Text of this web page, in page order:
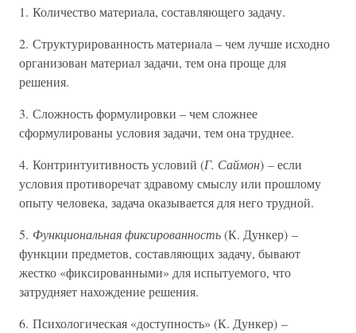
1. Количество материала, составляющего задачу.
2. Структурированность материала – чем лучше исходно
организован материал задачи, тем она проще для
решения.
3. Сложность формулировки – чем сложнее
сформулированы условия задачи, тем она труднее.
4. Контринтуитивность условий (Г. Саймон) – если
условия противоречат здравому смыслу или прошлому
опыту человека, задача оказывается для него трудной.
5. Функциональная фиксированность(К. Дункер) –
функции предметов, составляющих задачу, бывают
жестко «фиксированными» для испытуемого, что
затрудняет нахождение решения.
6. Психологическая «доступность» (К. Дункер) –